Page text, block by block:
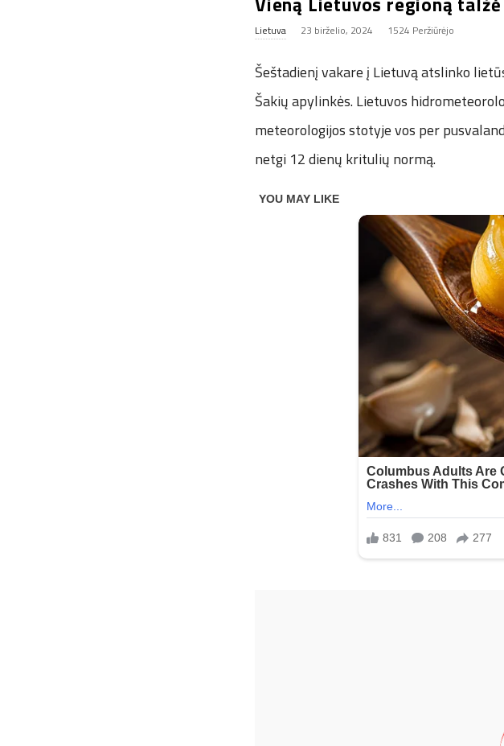
Lietuva 23 birželio, 2024 1524 Peržiūrėjo
Šeštadienį vakare į Lietuvą atslinko
Šakių apylinkės. Lietuvos
meteorologijos stotyje vos per
netgi 12 dienų kritulių normą.